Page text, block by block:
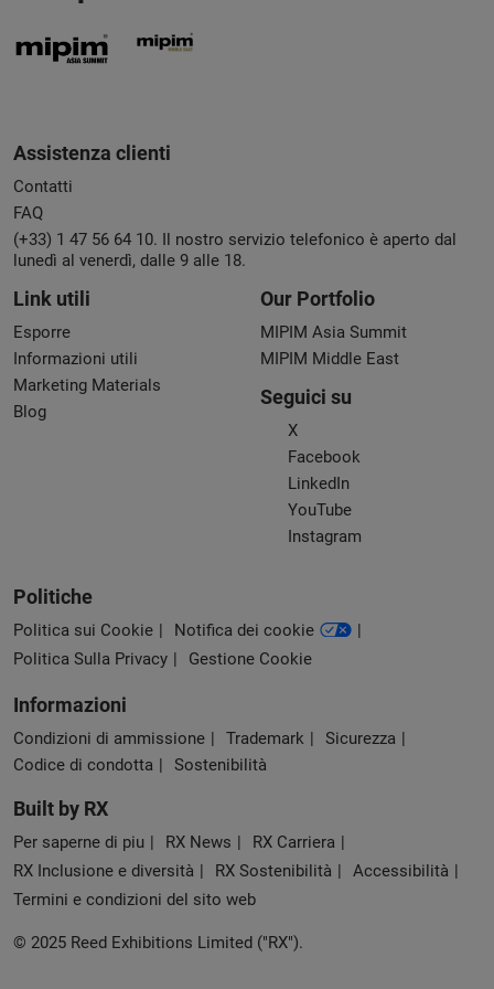
Assistenza clienti
Contatti
FAQ
(+33) 1 47 56 64 10. Il nostro servizio telefonico è aperto dal
lunedì al venerdì, dalle 9 alle 18.
Link utili
Esporre
Informazioni utili
Marketing Materials
Blog
Our Portfolio
MIPIM Asia Summit
MIPIM Middle East
Seguici su
X
Facebook
LinkedIn
YouTube
Instagram
Politiche
Politica sui Cookie
Notifica dei cookie
Politica Sulla Privacy
Gestione Cookie
Informazioni
Condizioni di ammissione Trademark
Sicurezza
Codice di condotta
Sostenibilità
Built by RX
Per saperne di piu RX News
RX Carriera
RX Inclusione e diversità
RX Sostenibilità
Accessibilità
Termini e condizioni del sito web
© 2025 Reed Exhibitions Limited ("RX").